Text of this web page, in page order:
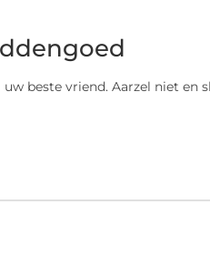
beste vriend. Aarzel niet en